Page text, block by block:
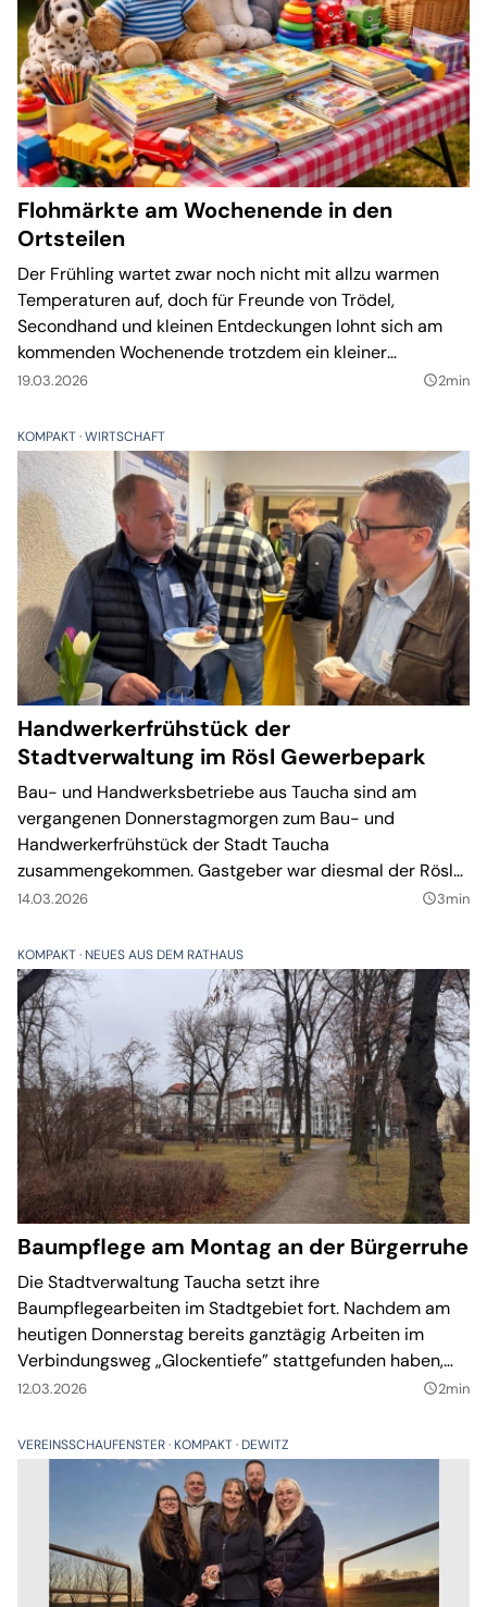
Flohmärkte am Wochenende in den
Ortsteilen
Der Frühling wartet zwar noch nicht mit allzu warmen
Temperaturen auf, doch für Freunde von Trödel,
Secondhand und kleinen Entdeckungen lohnt sich am
kommenden Wochenende trotzdem ein kleiner
Spaziergang. In drei Tauchaer Ortsteilen stehen
Charakter Besucher anlocken.
19.03.2026 query_builder2min
KOMPAKT WIRTSCHAFT
Handwerkerfrühstück der
Stadtverwaltung im Rösl Gewerbepark
Bau- und Handwerksbetriebe aus Taucha sind am
vergangenen Donnerstagmorgen zum Bau- und
Handwerkerfrühstück der Stadt Taucha
zusammengekommen. Gastgeber war diesmal der Rösl
Gewerbepark am Pönitzer Dreieck an der B87.
14.03.2026 query_builder3min
KOMPAKT NEUES AUS DEM RATHAUS
Baumpflege am Montag an der Bürgerruhe
Die Stadtverwaltung Taucha setzt ihre
Baumpflegearbeiten im Stadtgebiet fort. Nachdem am
heutigen Donnerstag bereits ganztägig Arbeiten im
Verbindungsweg „Glockentiefe” stattgefunden haben,
stehen am kommenden Montag weitere Maßnahmen im
12.03.2026 query_builder2min
VEREINSSCHAUFENSTER KOMPAKT DEWITZ